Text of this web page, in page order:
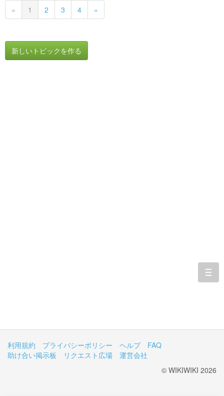
« 1 2 3 4 »
新しいトピックを作る
利用規約 プライバシーポリシー ヘルプ
FAQ
助け合い掲示板
リクエスト広場
運営会社
© WIKIWIKI 2026